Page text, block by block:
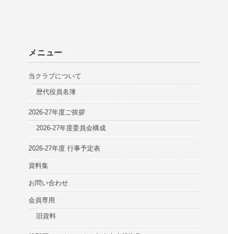
メニュー
当クラブについて
歴代役員名簿
2026-27年度ご挨拶
2026-27年度委員会構成
2026-27年度 行事予定表
資料集
お問い合わせ
会員専用
旧資料